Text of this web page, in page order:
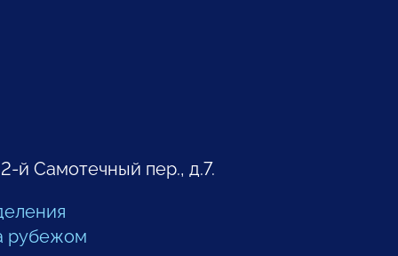
й Самотечный пер., д.7.
рубежом